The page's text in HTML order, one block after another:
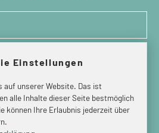
gelesen
Sie den Newsletter erhalten
Einstellungen
auf unserer Website. Das ist
alle Inhalte dieser Seite bestmöglich
können Ihre Erlaubnis jederzeit über